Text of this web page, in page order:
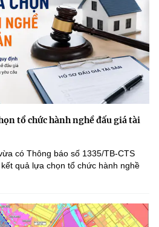
tổ chức hành nghề đấu giá tài
có Thông báo số 1335/TB-CTS
quả lựa chọn tổ chức hành nghề